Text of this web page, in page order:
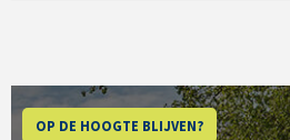
OP DE HOOGTE BLIJVEN?